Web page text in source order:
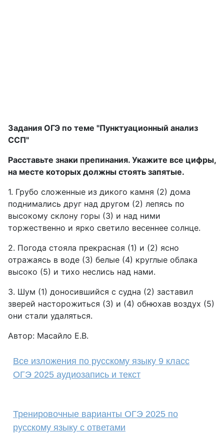
Задания ОГЭ по теме "Пунктуационный анализ
ССП"
Расставьте знаки препинания. Укажите все цифры,
на месте которых должны стоять запятые.
1. Грубо сложенные из дикого камня (2) дома
поднимались друг над другом (2) лепясь по
высокому склону горы (3) и над ними
торжественно и ярко светило весеннее солнце.
2. Погода стояла прекрасная (1) и (2) ясно
отражаясь в воде (3) белые (4) круглые облака
высоко (5) и тихо неслись над нами.
3. Шум (1) доносившийся с судна (2) заставил
зверей насторожиться (3) и (4) обнюхав воздух (5)
они стали удаляться.
Автор: Масайло Е.В.
Все изложения по русскому языку 9 класс
ОГЭ 2025 аудиозапись и текст
Тренировочные варианты ОГЭ 2025 по
русскому языку с ответами